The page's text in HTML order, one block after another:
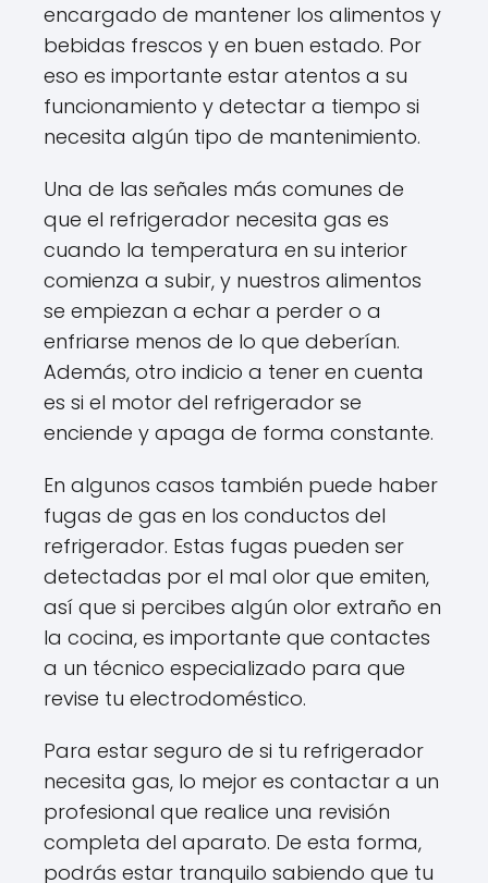
encargado de mantener los alimentos y
bebidas frescos y en buen estado. Por
eso es importante estar atentos a su
funcionamiento y detectar a tiempo si
necesita algún tipo de mantenimiento.
Una de las señales más comunes de
que el refrigerador necesita gas es
cuando la temperatura en su interior
comienza a subir, y nuestros alimentos
se empiezan a echar a perder o a
enfriarse menos de lo que deberían.
Además, otro indicio a tener en cuenta
es si el motor del refrigerador se
enciende y apaga de forma constante.
En algunos casos también puede haber
fugas de gas en los conductos del
refrigerador. Estas fugas pueden ser
detectadas por el mal olor que emiten,
así que si percibes algún olor extraño en
la cocina, es importante que contactes
a un técnico especializado para que
revise tu electrodoméstico.
Para estar seguro de si tu refrigerador
necesita gas, lo mejor es contactar a un
profesional que realice una revisión
completa del aparato. De esta forma,
podrás estar tranquilo sabiendo que tu